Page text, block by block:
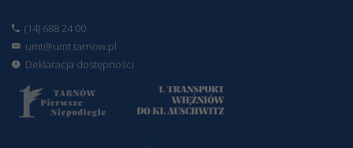
(14) 688 24 00
umt@umt.tarnow.pl
Deklaracja dostępności